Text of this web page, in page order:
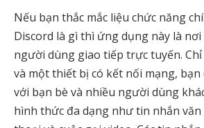
Nếu bạn thắc mắc liệu chức năng
Discord là gì thì ứng dụng này là
người dùng giao tiếp trực tuyến.
và một thiết bị có kết nối mạng,
với bạn bè và nhiều người dùng
hình thức đa dạng như tin nhắn văn